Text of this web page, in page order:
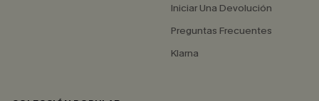
Iniciar Una Devolución
Preguntas Frecuentes
Klarna